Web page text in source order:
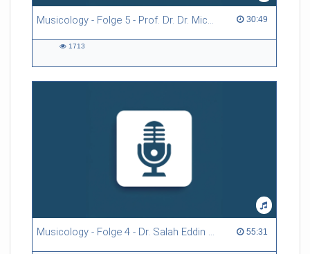
Musicology - Folge 5 - Prof. Dr. Dr. Michael Fischer 30:49
30:49 duration
1713
Musicology - Folge 4 - Dr. Salah Eddin Maraqa 55:31
55:31 duration